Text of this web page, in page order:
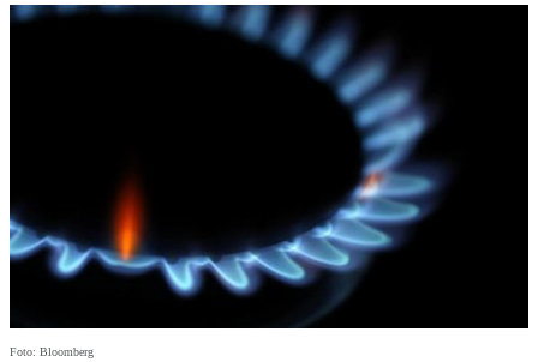
Foto: Bloomberg